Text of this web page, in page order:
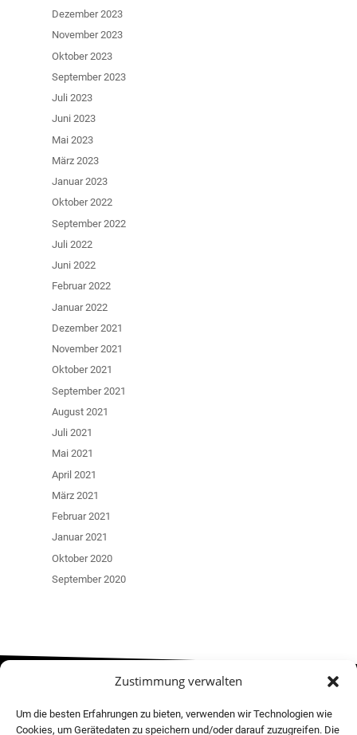
Zustimmung verwalten
Um die besten Erfahrungen zu bieten, verwenden wir Technologien wie
Cookies, um Gerätedaten zu speichern und/oder darauf zuzugreifen. Die
Dezember 2023
November 2023
Oktober 2023
September 2023
Juli 2023
Juni 2023
Mai 2023
März 2023
Januar 2023
Oktober 2022
September 2022
Juli 2022
Juni 2022
Februar 2022
Januar 2022
Dezember 2021
November 2021
Oktober 2021
September 2021
August 2021
Juli 2021
Mai 2021
April 2021
März 2021
Februar 2021
Januar 2021
Oktober 2020
September 2020